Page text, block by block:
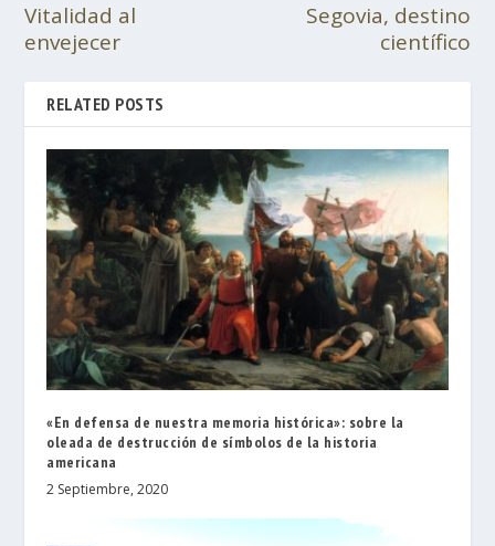
Vitalidad al
envejecer
Segovia, destino
científico
RELATED POSTS
«En defensa de nuestra memoria histórica»: sobre la
oleada de destrucción de símbolos de la historia
americana
2 Septiembre, 2020